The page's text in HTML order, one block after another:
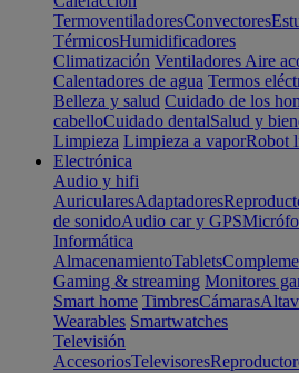
TermoventiladoresConvectores
TérmicosHumidificadores
Climatización Ventiladores Aire
Calentadores de agua Termos
Belleza y salud Cuidado de los
cabelloCuidado dentalSalud y
Limpieza Limpieza a vaporRobot
Electrónica
Audio y hifi
AuricularesAdaptadores
de sonidoAudio car y GPS
Informática
AlmacenamientoTablets
Gaming & streaming Monitores
Smart home TimbresCámaras
Wearables Smartwatches
Televisión
AccesoriosTelevisores